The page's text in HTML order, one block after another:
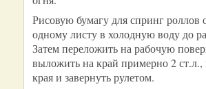
Рисовую бумагу для спринг роллов
одному листу в холодную воду до
Затем переложить на рабочую
выложить на край примерно 2 ст.л.,
края и завернуть рулетом.